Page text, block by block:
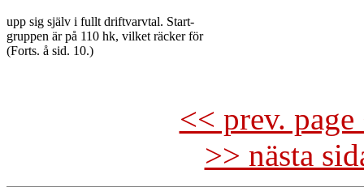
upp sig själv i fullt driftvarvtal. Start-
gruppen är på 110 hk, vilket räcker för
(Forts. å sid. 10.)
<< prev.
>> nästa